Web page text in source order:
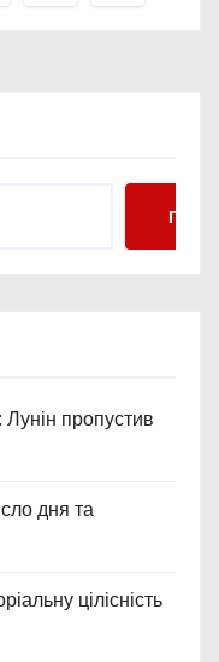
пропустив
дня та
цілісність